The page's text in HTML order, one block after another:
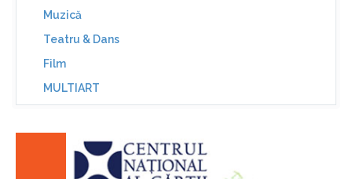
Muzică
Teatru & Dans
Film
MULTIART